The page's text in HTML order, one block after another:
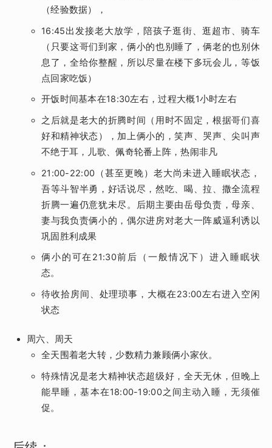
（经验数据），
16:45出发接老大放学，陪孩子逛街、逛超市、骑车
（只要这哥们到家，俩小的也别睡了，俩老的也别休
息了，全给你整醒，所以尽量在楼下多玩会儿，等饭
点回家吃饭）
开饭时间基本在18:30左右，过程大概1小时左右
之后就是老大的折腾时间（用时不固定，根据哥们喜
好和精神状态），加上俩小的，笑声、哭声、尖叫声
不绝于耳，儿歌、佩奇轮番上阵，热闹非凡
21:00-22:00（甚至更晚）老大尚未进入睡眠状态，
吾等斗智半勇，好话说尽，然吃、喝、拉、撒全流程
折腾一遍仍意犹未尽。后期主要由岳母负责，母亲、
妻与我负责俩小的，偶尔进房对老大一阵威逼利诱以
巩固胜利成果
俩小的可在21:30前后（一般情况下）进入睡眠状
态。
待收拾房间、处理琐事，大概在23:00左右进入空闲
状态
周六、周天
全天围着老大转，少数精力兼顾俩小家伙。
特殊情况是老大精神状态超级好，全天无休，但晚上
能早睡，基本在18:00-19:00之间主动入睡，无须催
促。